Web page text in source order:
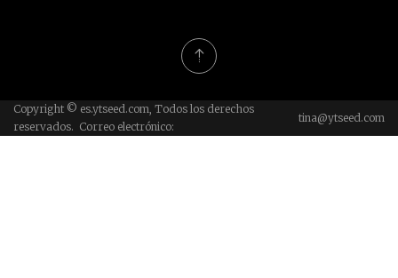
Copyright © es.ytseed.com, Todos los derechos
reservados. Correo electrónico:
tina@ytseed.com